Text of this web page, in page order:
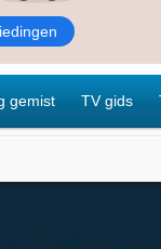
gemist TV gids